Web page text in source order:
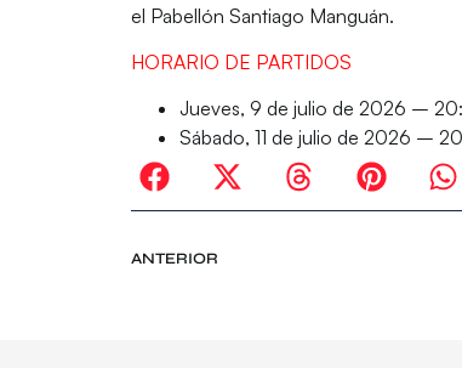
el Pabellón Santiago Manguán.
HORARIO DE PARTIDOS
Jueves, 9 de julio de 2026 –
Sábado, 11 de julio de 2026 –
ANTERIOR